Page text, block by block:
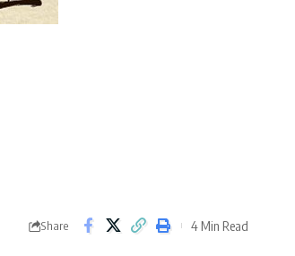
Share 4 Min Read